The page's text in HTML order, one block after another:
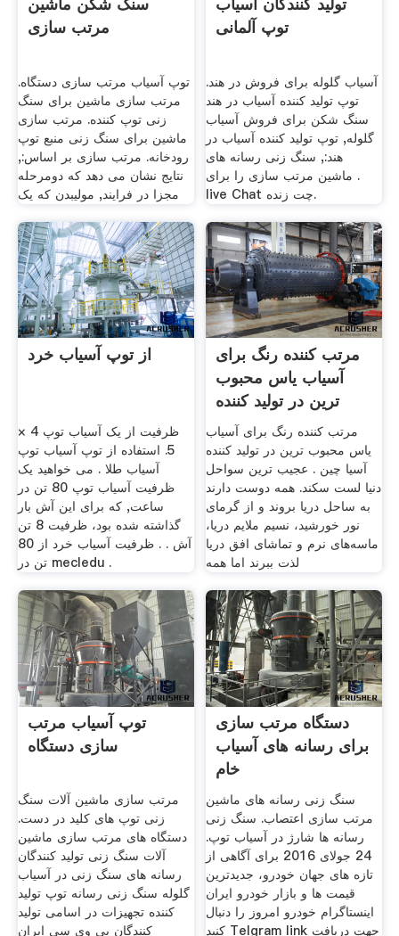
مرتب سازی
توپ آسیاب مرتب سازی دستگاه.
مرتب سازی ماشین برای سنگ
زنی توپ کننده. مرتب سازی
ماشین برای سنگ زنی منبع توپ
رودخانه. مرتب سازی بر اساس:,
نتایج نشان می دهد که دومرحله
مجزا در فرایند, مولیبدن که یک
توپ آلمانی
آسیاب گلوله برای فروش در هند.
توپ تولید کننده آسیاب در هند
سنگ شکن برای فروش آسیاب
گلوله, توپ تولید کننده آسیاب در
هند:, سنگ زنی رسانه های
ماشین مرتب سازی را برای .
live Chat چت زنده.
از توپ آسیاب خرد
ظرفیت از یک آسیاب توپ 4 ×
5. استفاده از توپ آسیاب توپ
آسیاب طلا . می خواهید یک
ظرفیت آسیاب توپ 80 تن در
ساعت, که برای این آش بار
گذاشته شده بود، ظرفیت 8 تن
آش . . ظرفیت آسیاب خرد از 80
تن در mecledu .
مرتب کننده رنگ برای
آسیاب یاس محبوب
ترین در تولید کننده
مرتب کننده رنگ برای آسیاب
یاس محبوب ترین در تولید کننده
آسیا چین . عجیب ترین سواحل
دنیا لست سکند. همه دوست دارند
به ساحل دریا بروند و از گرمای
نور خورشید، نسیم ملایم دریا،
ماسه‌های نرم و تماشای افق دریا
لذت ببرند اما همه
توپ آسیاب مرتب
سازی دستگاه
مرتب سازی ماشین آلات سنگ
زنی توپ های کلید در دست.
دستگاه های مرتب سازی ماشین
آلات سنگ زنی تولید کنندگان
رسانه های سنگ زنی در آسیاب
گلوله سنگ زنی رسانه توپ تولید
کننده تجهیزات در اسامی تولید
کنندگان پی وی سی ایران
دستگاه مرتب سازی
برای رسانه های آسیاب
خام
سنگ زنی رسانه های ماشین
مرتب سازی اعتصاب. سنگ زنی
رسانه ها شارژ در آسیاب توپ.
24 جولای 2016 برای آگاهی از
تازه های جهان خودرو، جدیدترین
قیمت ها و بازار خودرو ایران
اینستاگرام خودرو امروز را دنبال
کنید Telgram link جهت دریافت